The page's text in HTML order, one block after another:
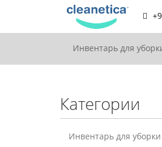
Инвентарь для
Категории
Инвентарь для уборки